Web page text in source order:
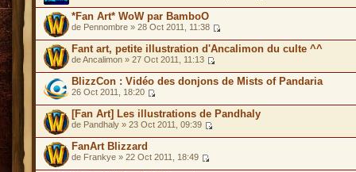
*Fan Art* WoW par BamboO
de Pennombre » 28 Oct 2011, 11:38
Fant art, petite illustration d'Ancalimon du culte ^^
de Ancalimon » 27 Oct 2011, 11:13
BlizzCon : Vidéo des donjons de Mists of Pandaria
26 Oct 2011, 18:20
[Fan Art] Les illustrations de Pandhaly
de Pandhaly » 23 Oct 2011, 09:39
FanArt Blizzard
de Frankye » 22 Oct 2011, 18:49